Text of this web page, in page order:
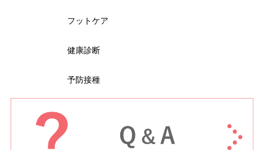
フットケア
健康診断
予防接種